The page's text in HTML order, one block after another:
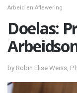
Arbeid en Aflewering
Doelas:
by Robin Elise Weiss,